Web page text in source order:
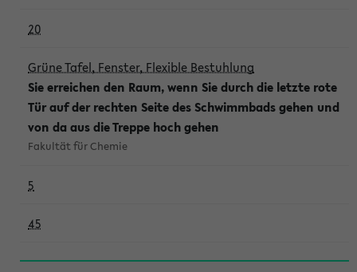
20
Grüne Tafel, Fenster, Flexible Bestuhlung
Sie erreichen den Raum, wenn Sie durch die letzte rote
Tür auf der rechten Seite des Schwimmbads gehen und
von da aus die Treppe hoch gehen
Fakultät für Chemie
5
45